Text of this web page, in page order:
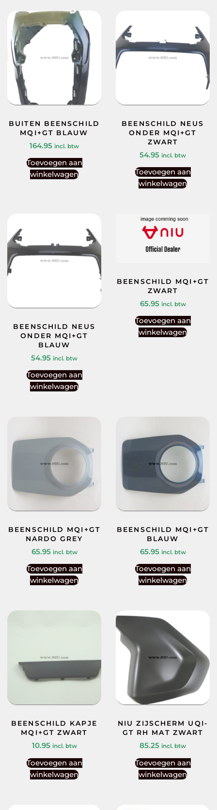
BUITEN BEENSCHILD
MQI+GT BLAUW
164.95 incl. btw
Toevoegen aan
winkelwagen
BEENSCHILD NEUS
ONDER MQI+GT
ZWART
54.95 incl. btw
Toevoegen aan
winkelwagen
BEENSCHILD NEUS
ONDER MQI+GT
BLAUW
54.95 incl. btw
Toevoegen aan
winkelwagen
BEENSCHILD MQI+GT
ZWART
65.95 incl. btw
Toevoegen aan
winkelwagen
BEENSCHILD MQI+GT
NARDO GREY
65.95 incl. btw
Toevoegen aan
winkelwagen
BEENSCHILD MQI+GT
BLAUW
65.95 incl. btw
Toevoegen aan
winkelwagen
BEENSCHILD KAPJE
MQI+GT ZWART
10.95 incl. btw
Toevoegen aan
winkelwagen
NIU ZIJSCHERM UQI-
GT RH MAT ZWART
85.25 incl. btw
Toevoegen aan
winkelwagen